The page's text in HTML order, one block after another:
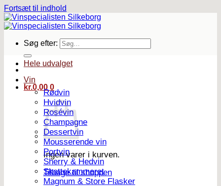
Fortsæt til indhold
Søg efter:
kr.0,00 0
Ingen varer i kurven.
Tilbage til shoppen
Hele udvalget
Vin
Rødvin
Hvidvin
Rosévin
Champagne
Dessertvin
Mousserende vin
Portvin
Sherry & Hedvin
Skattekammeret
Magnum & Store Flasker